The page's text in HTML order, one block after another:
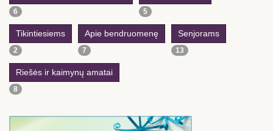
6 5
Tikintiesiems
2
Apie bendruomenę
7
Senjorams
13
Riešės ir kaimynų amatai
8